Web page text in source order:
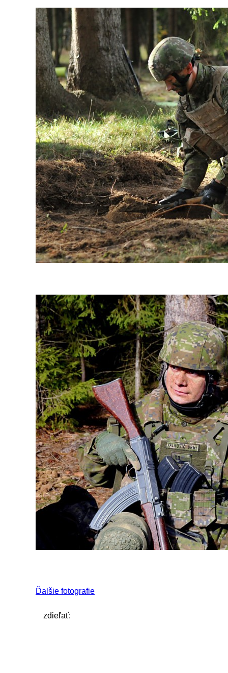
Ďalšie fotografie
zdieľať: